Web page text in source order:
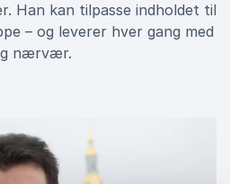
Han kan tilpasse indholdet til
– og leverer hver gang med
nærvær.